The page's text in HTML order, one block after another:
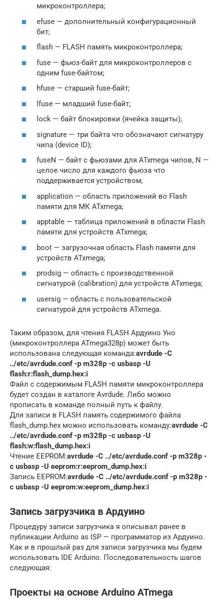
микроконтроллера;
efuse — дополнительный конфигурационный
бит;
flash — FLASH память микроконтроллера;
fuse — фьюз-байт для микроконтроллеров с
одним fuse-байтом;
hfuse — старший fuse-байт;
lfuse — младший fuse-байт;
lock — байт блокировки (ячейка защиты);
signature — три байта что обозначают сигнатуру
чипа (device ID);
fuseN — байт с фьюзами для ATxmega чипов, N —
целое число для каждого фьюза что
поддерживается устройством;
application — область приложений во Flash
памяти для МК ATxmega;
apptable — таблица приложений в области Flash
памяти для устройств ATxmega;
boot — загрузочная область Flash памяти для
устройств ATxmega;
prodsig — область с производственной
сигнатурой (calibration) для устройств ATxmega;
usersig — область с пользовательской
сигнатурой для устройств ATxmega.
Таким образом, для чтения FLASH Ардуино Уно
(микроконтроллера ATmega328p) может быть
использована следующая команда:avrdude -C
../etc/avrdude.conf -p m328p -c usbasp -U
flash:r:flash_dump.hex:i
Файл с содержимым FLASH памяти микроконтроллера
будет создан в каталоге Avrdude. Либо можно
прописать в команде полный путь к файлу.
Для записи в FLASH память содержимого файла
flash_dump.hex можно использовать команду:avrdude -C
../etc/avrdude.conf -p m328p -c usbasp -U
flash:w:flash_dump.hex:i
Чтение EEPROM:avrdude -C ../etc/avrdude.conf -p m328p -
c usbasp -U eeprom:r:eeprom_dump.hex:i
Запись EEPROM:avrdude -C ../etc/avrdude.conf-p m328p -
c usbasp -U eeprom:w:eeprom_dump.hex:i
Запись загрузчика в Ардуино
Процедуру записи загрузчика я описывал ранее в
публикации Arduino as ISP — программатор из Ардуино.
Как и в прошлый раз для записи загрузчика мы будем
использовать IDE Arduino. Последовательность шагов
следующая:
Проекты на основе Arduino ATmega